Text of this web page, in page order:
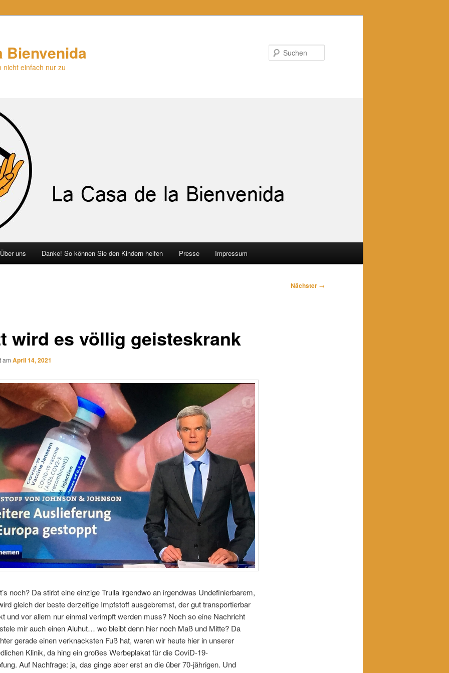
Bienvenida
nicht einfach nur zu
uns Danke! So können Sie den Kindern helfen Presse Impressum
Nächster →
wird es völlig geisteskrank
am April 14, 2021
noch? Da stirbt eine einzige Trulla irgendwo an irgendwas Undefinierbarem,
gleich der beste derzeitige Impfstoff ausgebremst, der gut transportierbar
und vor allem nur einmal verimpft werden muss? Noch so eine Nachricht
mir auch einen Aluhut… wo bleibt denn hier noch Maß und Mitte? Da
gerade einen verknacksten Fuß hat, waren wir heute hier in unserer
Klinik, da hing ein großes Werbeplakat für die CoviD-19-
Auf Nachfrage: ja, das ginge aber erst an die über 70-jährigen. Und